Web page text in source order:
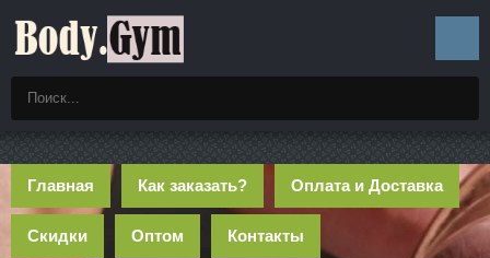
Главная Как заказать? Оплата и Доставка
Скидки Оптом Контакты